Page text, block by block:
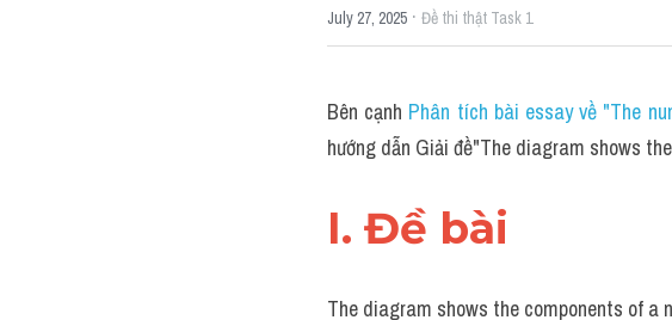
July 27, 2025 · Đề thi thật Task 1
Bên cạnh Phân tích bài essay về "The
hướng dẫn Giải đề"The diagram shows
I. Đề bài
The diagram shows the components of a